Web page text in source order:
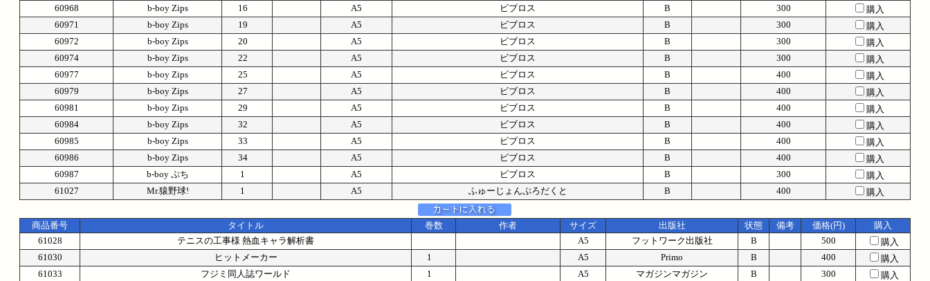
60968
b-boy Zips 16 A5 ビブロス B 300
購入
60971
b-boy Zips 19 A5 ビブロス B 300
購入
60972
b-boy Zips 20 A5 ビブロス B 300
購入
60974
b-boy Zips 22 A5 ビブロス B 300
購入
60977
b-boy Zips 25 A5 ビブロス B 400
購入
60979
b-boy Zips 27 A5 ビブロス B 400
購入
60981
b-boy Zips 29 A5 ビブロス B 400
購入
60984
b-boy Zips 32 A5 ビブロス B 400
購入
60985
b-boy Zips 33 A5 ビブロス B 400
購入
60986
b-boy Zips 34 A5 ビブロス B 400
購入
60987
b-boy ぷち 1 A5 ビブロス B 300
購入
61027
Mr.猿野球! 1 A5 ふゅーじょんぷろだくと B 400 購入
商品番号 タイトル 巻数 作者 サイズ 出版社 状態 備考 価格(円)
購入
61028
テニスの工事様 熱血キャラ解析書 A5 フットワーク出版社 B 500
購入
61030
ヒットメーカー 1 A5 Primo B 400
購入
61033
フジミ同人誌ワールド 1 A5 マガジンマガジン B 300
購入